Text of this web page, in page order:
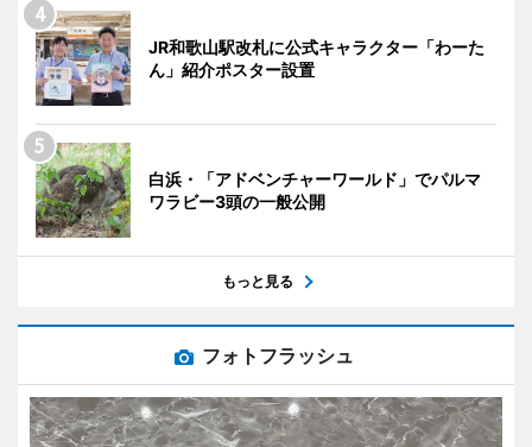
JR和歌山駅改札に公式キャラクター「わーた
ん」紹介ポスター設置
白浜・「アドベンチャーワールド」でパルマ
ワラビー3頭の一般公開
もっと見る
フォトフラッシュ